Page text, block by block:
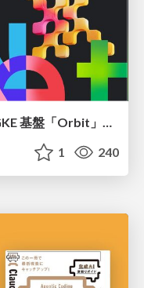
認知負荷をGemini で溶かす — GKE 基盤「Orbit」における AI エージェントの実践
1 240